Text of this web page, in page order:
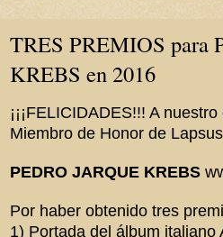
TRES PREMIOS para
KREBS en 2016
¡¡¡FELICIDADES!!! A
Miembro de Honor de
PEDRO JARQUE KREBS
Por haber obtenido tres
1) Portada del álbum italiano